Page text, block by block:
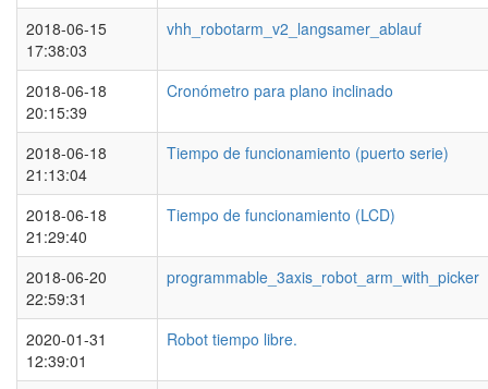
2018-06-15
17:38:03
vhh_robotarm_v2_langsamer_ablauf
2018-06-18
20:15:39
Cronómetro para plano inclinado
2018-06-18
21:13:04
Tiempo de funcionamiento (puerto serie)
2018-06-18
21:29:40
Tiempo de funcionamiento (LCD)
2018-06-20
22:59:31
programmable_3axis_robot_arm_with_picker
2020-01-31
12:39:01
Robot tiempo libre.